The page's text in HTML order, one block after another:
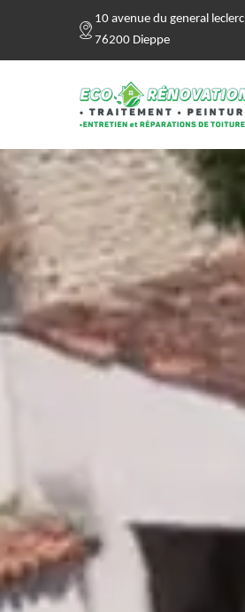
10 avenue du general leclerc
76200 Dieppe